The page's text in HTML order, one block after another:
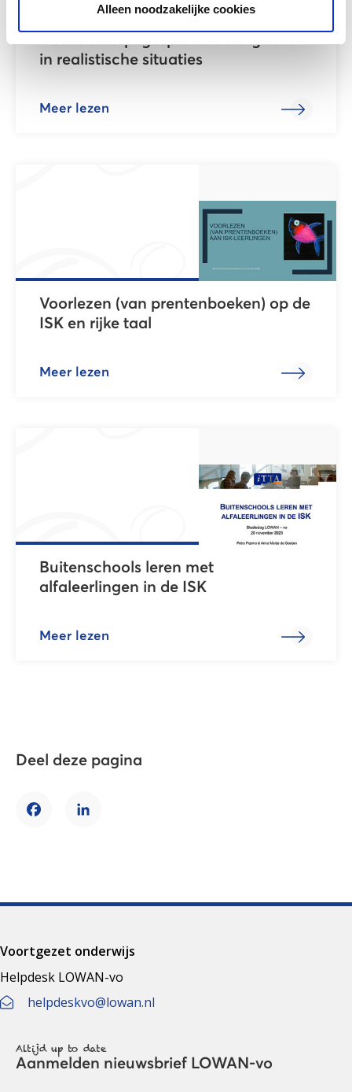
Alleen noodzakelijke cookies
Het Taaldorp: gespreksvaardigheden
in realistische situaties
Meer lezen
Voorlezen (van prentenboeken) op de
ISK en rijke taal
Meer lezen
Buitenschools leren met
alfaleerlingen in de ISK
Meer lezen
Deel deze pagina
FacebookLinkedIn
Voortgezet onderwijs
Helpdesk LOWAN-vo
helpdeskvo@lowan.nl
Altijd up to date
Aanmelden nieuwsbrief LOWAN-vo